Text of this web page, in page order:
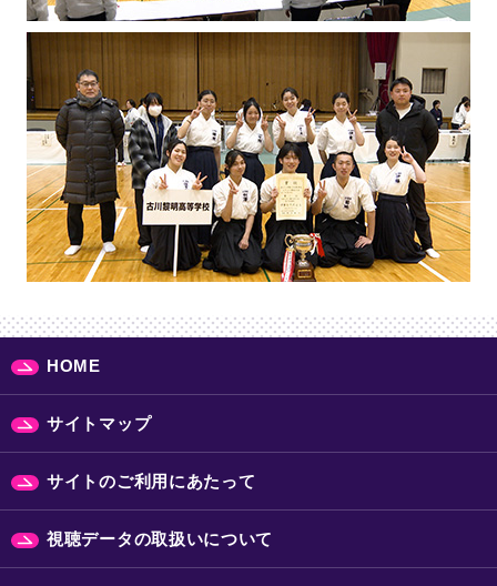
HOME
サイトマップ
サイトのご利用にあたって
視聴データの取扱いについて